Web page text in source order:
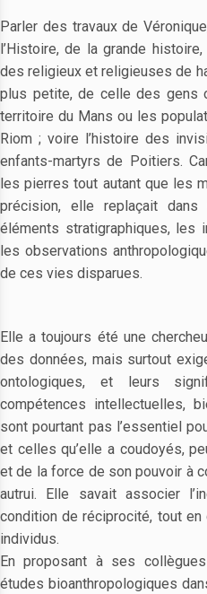
Parler des travaux de
l’Histoire, de la grande
des religieux et religieuses de
plus petite, de celle des gens
territoire du Mans ou les
Riom ; voire l’histoire des
enfants-martyrs de Poitiers.
les pierres tout autant que les
précision, elle replaçait dans
éléments stratigraphiques, les
les observations
de ces vies disparues.
Elle a toujours été une
des données, mais surtout
ontologiques, et leurs
compétences intellectuelles,
sont pourtant pas l’essentiel
et celles qu’elle a coudoyés,
et de la force de son pouvoir à
autrui. Elle savait associer
condition de réciprocité, tout
individus.
En proposant à ses
études bioanthropologiques